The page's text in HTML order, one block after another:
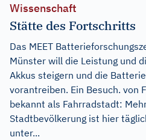
Wissenschaft
Stätte des Fortschritts
Das MEET
Münster will die Leistung und
Akkus steigern und die
vorantreiben. Ein Besuch. von
bekannt als Fahrradstadt:
Stadtbevölkerung ist hier
unter...